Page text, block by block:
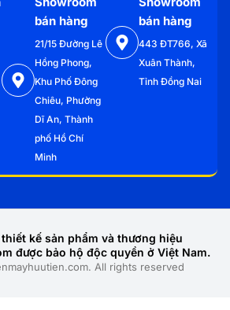
bán hàng
21/15 Đường Lê
Hồng Phong,
Khu Phố Đông
Chiêu, Phường
Dĩ An, Thành
phố Hồ Chí
Minh
bán hàng
443 ĐT766, Xã
Xuân Thành,
Tỉnh Đồng Nai
All rights reserved
kế sản phẩm và thương hiệu
được bảo hộ độc quyền ở Việt Nam.